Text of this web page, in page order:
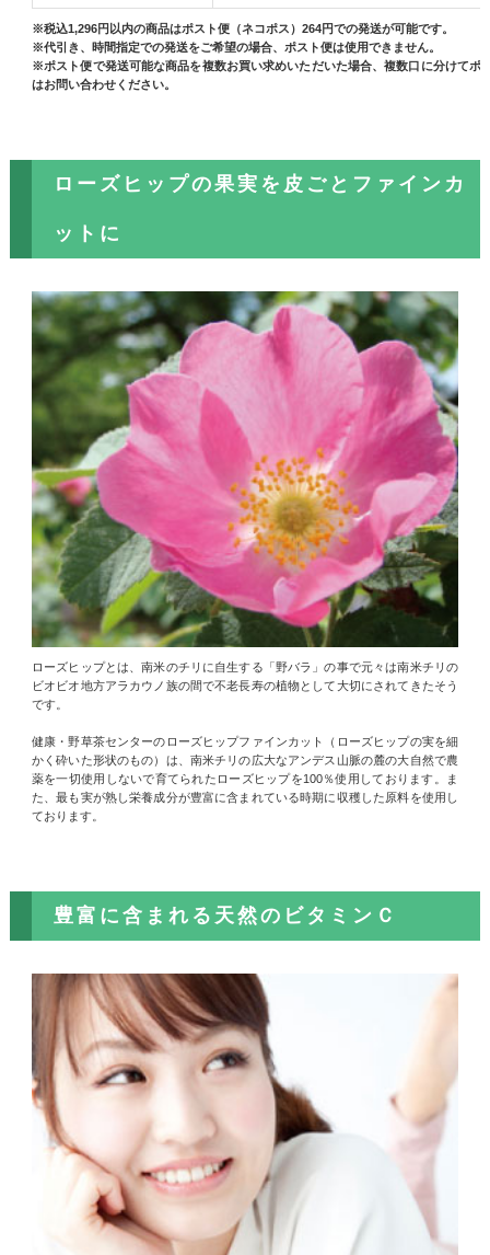
※税込1,296円以内の商品はポスト便（ネコポス）264円での発送が可能です。
※代引き、時間指定での発送をご希望の場合、ポスト便は使用できません。
※ポスト便で発送可能な商品を複数お買い求めいただいた場合、複数口に分けてポ
はお問い合わせください。
ローズヒップの果実を皮ごとファインカ
ットに
ローズヒップとは、南米のチリに自生する「野バラ」の事で元々は南米チリの
ビオビオ地方アラカウノ族の間で不老長寿の植物として大切にされてきたそう
です。
健康・野草茶センターのローズヒップファインカット（ローズヒップの実を細
かく砕いた形状のもの）は、南米チリの広大なアンデス山脈の麓の大自然で農
薬を一切使用しないで育てられたローズヒップを100％使用しております。ま
た、最も実が熟し栄養成分が豊富に含まれている時期に収穫した原料を使用し
ております。
豊富に含まれる天然のビタミンＣ